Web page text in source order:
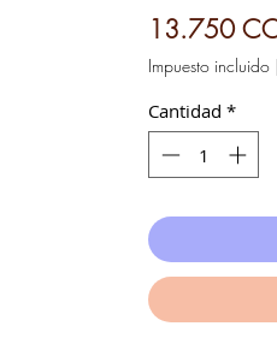
13.750
Impuesto incluido |
Cantidad *